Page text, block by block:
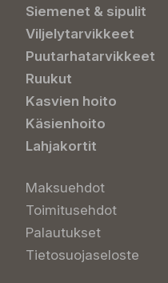
Siemenet & sipulit
Viljelytarvikkeet
Puutarhatarvikkeet
Ruukut
Kasvien hoito
Käsienhoito
Lahjakortit
Maksuehdot
Toimitusehdot
Palautukset
Tietosuojaseloste